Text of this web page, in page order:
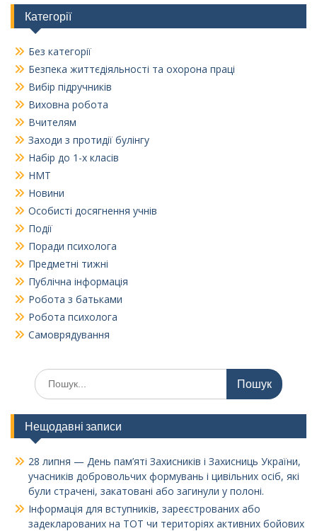
Категорії
Без категорії
Безпека життєдіяльності та охорона праці
Вибір підручників
Виховна робота
Вчителям
Заходи з протидії булінгу
Набір до 1-х класів
НМТ
Новини
Особисті досягнення учнів
Події
Поради психолога
Предметні тижні
Публічна інформація
Робота з батьками
Робота психолога
Самоврядування
Шукати:
Нещодавні записи
28 липня — День пам’яті Захисників і Захисниць України,
учасників добровольчих формувань і цивільних осіб, які
були страчені, закатовані або загинули у полоні.
Інформація для вступників, зареєстрованих або
задекларованих на ТОТ чи територіях активних бойових